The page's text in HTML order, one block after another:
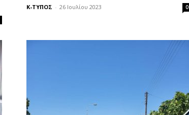
Κ-ΤΥΠΟΣ - 26 Ιουλίου 2023 0